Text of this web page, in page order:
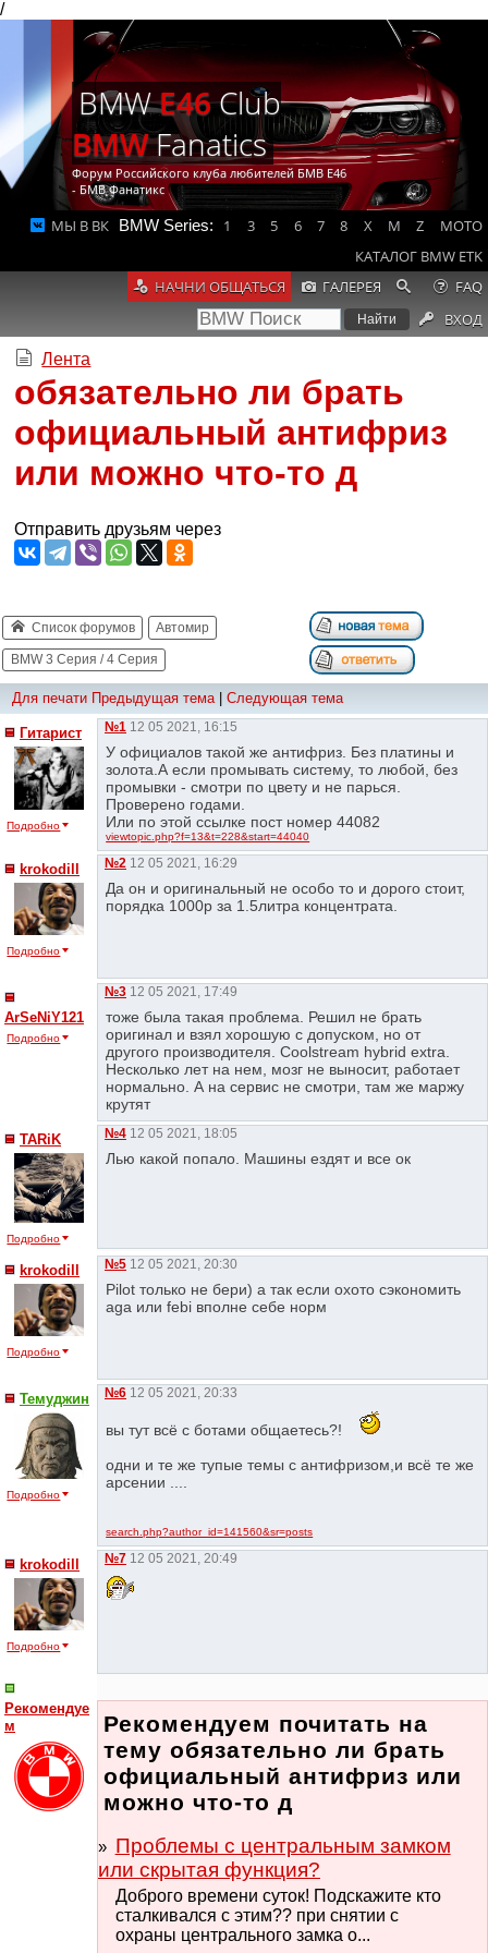
/
BMWE46Club
BMWFanatics
Форум Российского клуба любителей БМВ Е46
- БМВ Фанатикс
МЫ В ВК BMW Series: 1 3 5 6 7 8 X M Z
MOTO
КАТАЛОГ BMW ETK
НАЧНИ ОБЩАТЬСЯ
ГАЛЕРЕЯ
FAQ
ВХОД
Лента
обязательно ли брать
официальный антифриз
или можно что-то д
Отправить друзьям через
Список форумов Автомир
BMW 3 Серия / 4 Серия
Для печати Предыдущая тема| Следующая тема
Гитарист
Подробно
№1 12 05 2021, 16:15
У официалов такой же антифриз. Без платины и
золота.А если промывать систему, то любой, без
промывки - смотри по цвету и не парься.
Проверено годами.
Или по этой ссылке пост номер 44082
viewtopic.php?f=13&t=228&start=44040
krokodill
Подробно
№2 12 05 2021, 16:29
Да он и оригинальный не особо то и дорого стоит,
порядка 1000р за 1.5литра концентрата.
ArSeNiY121
Подробно
№3 12 05 2021, 17:49
тоже была такая проблема. Решил не брать
оригинал и взял хорошую с допуском, но от
другого производителя. Coolstream hybrid extra.
Несколько лет на нем, мозг не выносит, работает
нормально. А на сервис не смотри, там же маржу
крутят
TARiK
Подробно
№4 12 05 2021, 18:05
Лью какой попало. Машины ездят и все ок
krokodill
Подробно
№5 12 05 2021, 20:30
Pilot только не бери) а так если охото сэкономить
aga или febi вполне себе норм
Темуджин
Подробно
№6 12 05 2021, 20:33
вы тут всё с ботами общаетесь?!
одни и те же тупые темы с антифризом,и всё те же
арсении ....
search.php?author_id=141560&sr=posts
krokodill
Подробно
№7 12 05 2021, 20:49
Рекомендуе
м
Рекомендуем почитать на
тему обязательно ли брать
официальный антифриз или
можно что-то д
Проблемы с центральным замком
или скрытая функция?
Доброго времени суток! Подскажите кто
сталкивался с этим?? при снятии с
охраны центрального замка о...